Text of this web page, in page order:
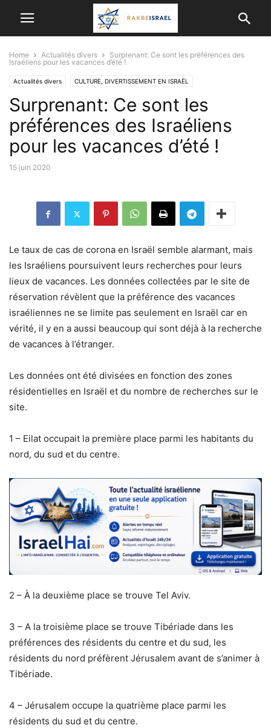
Home Actualités divers
Surprenant: Ce sont les préférences des
Israéliens pour les vacances d’été !
Actualités divers CULTURE, DIVERTISSEMENT EN ISRAËL
Surprenant: Ce sont les
préférences des Israéliens
pour les vacances d’été !
15 juin 2020
Le taux de cas de corona en Israël semble alarmant, mais
les Israéliens poursuivent leurs recherches pour leurs
lieux de vacances. Les données collectées par le site de
réservation révèlent que la préférence des vacances
israéliennes ne se limite pas seulement en Israël car en
vérité, il y en a aussi beaucoup qui sont déjà à la recherche
de vacances à l’étranger.
Les données ont été divisées en fonction des zones
résidentielles en Israël et du nombre de recherches sur le
site.
1 – Eilat occupait la première place parmi les habitants du
nord, du sud et du centre.
2 – À la deuxième place se trouve Tel Aviv.
3 – A la troisième place se trouve Tibériade dans les
préférences des résidents du centre et du sud, les
résidents du nord préfèrent Jérusalem avant de s’animer à
Tibériade.
4 – Jérusalem occupe la quatrième place parmi les
résidents du sud et du centre.